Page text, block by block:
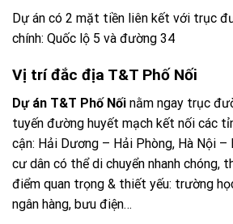
Dự án có 2 mặt tiền liên kết với trục
chính: Quốc lộ 5 và đường 34
Vị trí đắc địa T&T Phố Nối
Dự án T&T Phố Nối nằm ngay trục
tuyến đường huyết mạch kết nối các
cận: Hải Dương – Hải Phòng, Hà Nội –
cư dân có thể di chuyển nhanh chóng,
điểm quan trọng & thiết yếu: trường
ngân hàng, bưu điện…